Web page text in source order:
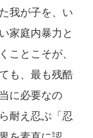
我が子を、い
家庭内暴力と
ことこそが、
も、最も残酷
に必要なの
耐え忍ぶ「忍